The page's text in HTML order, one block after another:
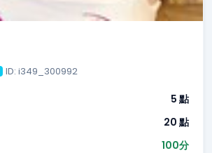
ID: i349_300992
5 點
20 點
100分